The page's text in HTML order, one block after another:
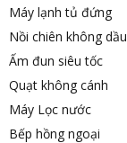
Máy lạnh tủ đứng
Nồi chiên không dầu
Ấm đun siêu tốc
Quạt không cánh
Máy Lọc nước
Bếp hồng ngoại